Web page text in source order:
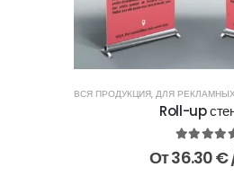
ВСЯ ПРОДУКЦИЯ, ДЛЯ РЕКЛАМНЫХ И
Roll-up
5.00из 5
От36.30€